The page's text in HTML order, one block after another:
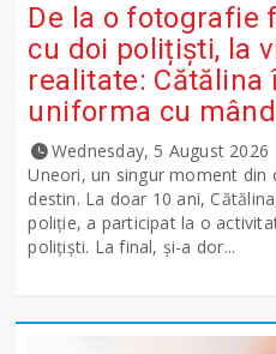
De la o fotografie
cu doi polițiști, la
realitate: Cătălina
uniforma cu
Wednesday, 5 August 2026
Uneori, un singur moment din
destin. La doar 10 ani,
poliție, a participat la o
polițiști. La final, și-a dor...